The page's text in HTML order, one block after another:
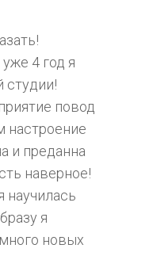
4 год я
студии!
повод
настроение
и преданна
наверное!
научилась
я
новых